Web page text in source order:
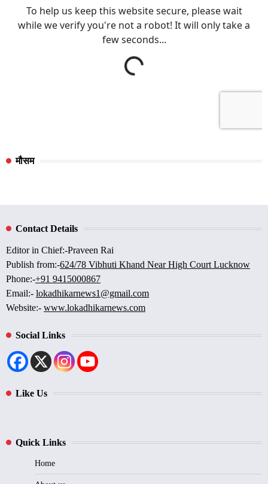
मौसम
Contact Details
Editor in Chief:-Praveen Rai
Publish from:-624/78 Vibhuti Khand Near High Court Lucknow
Phone:-+91 9415000867
Email:- lokadhikarnews1@gmail.com
Website:- www.lokadhikarnews.com
Social Links
Like Us
Quick Links
Home